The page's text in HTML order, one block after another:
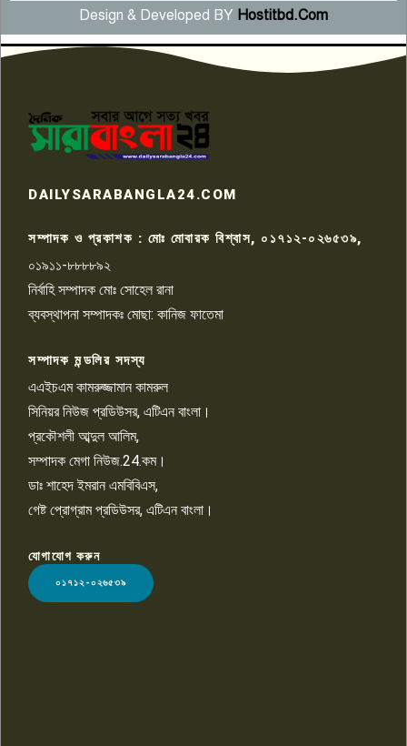
৬
সংবাদ সম্মেলনে অভিযোগ অস্বীকার
উদ্দেশ্য প্রণোদিত সংবাদ প্রকাশের
প্রতিবাদ নাজির হাসানের
৭
কেটে ঘরে ঢুকে স্কুল শিক্ষিকাকে হত্যা
টয়লেটের ট্যাংকি থেকে লাশ উদ্ধার
রাজশাহীতে সন্ত্রাসী হামলায় গুরুতর
৯
চাঁদাবাজি ও হয়রানির অভিযোগ
১০
Design & Developed BY Hostitbd.Com
LOGO
DAILYSARABANGLA24.COM
সম্পাদক ও প্রকাশক : মোঃ মোবারক বিশ্বাস, ০১৭১২-০২৬৫৩৯,
০১৯১১-৮৮৮৮৯২
নির্বাহি সম্পাদক মোঃ সোহেল রানা
ব্যবস্থাপনা সম্পাদকঃ মোছা: কানিজ ফাতেমা
সম্পাদক মন্ডলির সদস্য
এএইচএম কামরুজ্জামান কামরুল
সিনিয়র নিউজ প্রডিউসর, এটিএন বাংলা।
প্রকৌশলী আব্দুল আলিম,
সম্পাদক মেগা নিউজ.24.কম।
ডাঃ শাহেদ ইমরান এমবিবিএস,
গেষ্ট প্রোগ্রাম প্রডিউসর, এটিএন বাংলা।
যোগাযোগ করুন
০১৭১২-০২৬৫৩৯